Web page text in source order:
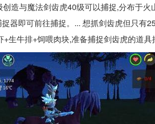
造与魔法剑齿虎40级可以捕捉,分布于
器即可前往捕捉。... 想抓剑齿虎但只有
生牛排+饲喂肉块,准备捕捉剑齿虎的道具